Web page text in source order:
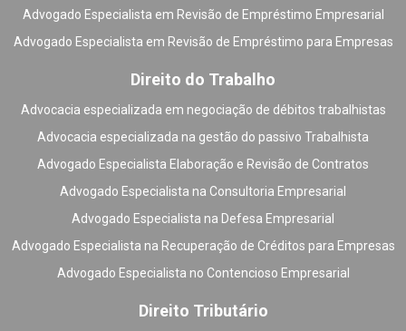
Advogado Especialista em Revisão de Empréstimo Empresarial
Advogado Especialista em Revisão de Empréstimo para Empresas
Direito do Trabalho
Advocacia especializada em negociação de débitos trabalhistas
Advocacia especializada na gestão do passivo Trabalhista
Advogado Especialista Elaboração e Revisão de Contratos
Advogado Especialista na Consultoria Empresarial
Advogado Especialista na Defesa Empresarial
Advogado Especialista na Recuperação de Créditos para Empresas
Advogado Especialista no Contencioso Empresarial
Direito Tributário